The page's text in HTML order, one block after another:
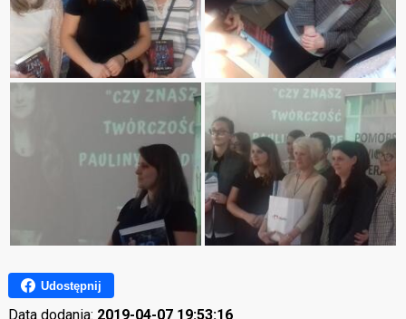
Udostępnij
Data dodania: 2019-04-07 19:53:16